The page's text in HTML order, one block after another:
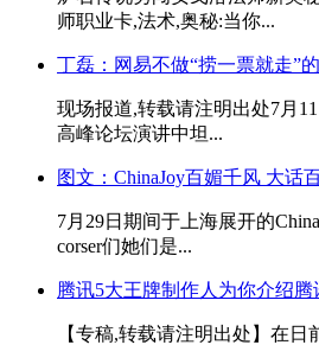
师职业卡,法术,奥秘:当你...
丁磊：网易不做“捞一票就走”
现场报道,转载请注明出处7月
高峰论坛演讲中坦...
图文：ChinaJoy百媚千风 大话
7月29日期间于上海展开的
corser们她们是...
腾讯5大王牌制作人为你介绍腾
【专稿,转载请注明出处】在